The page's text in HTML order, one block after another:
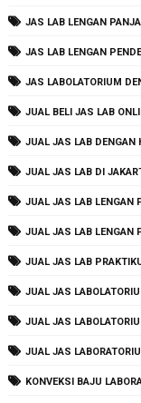
JAS LAB LENGAN
JAS LAB LENGAN
JAS LABOLATORIUM
JUAL BELI JAS LAB
JUAL JAS LAB DENGAN
JUAL JAS LAB DI
JUAL JAS LAB LENGAN
JUAL JAS LAB LENGAN
JUAL JAS LAB
JUAL JAS
JUAL JAS
JUAL JAS
KONVEKSI BAJU